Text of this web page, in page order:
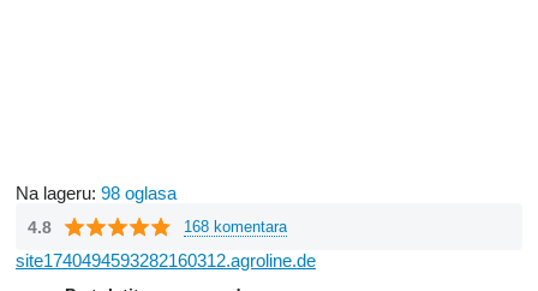
Na lageru: 98 oglasa
4.8 168 komentara
site1740494593282160312.agroline.de